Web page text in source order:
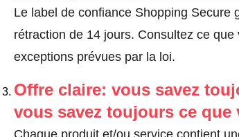
Le label de confiance Shopping Secure
rétraction de 14 jours. Consultez ce
exceptions prévues par la loi.
Offre claire: vous savez
vous savez toujours ce que
Chaque produit et/ou service contient